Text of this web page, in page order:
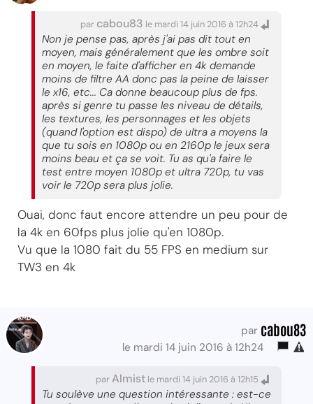
par cabou83 le mardi 14 juin 2016 à 12h24
Non je pense pas, après j'ai pas dit tout en
moyen, mais généralement que les ombre soit
en moyen, le faite d'afficher en 4k demande
moins de filtre AA donc pas la peine de laisser
le x16, etc... Ca donne beaucoup plus de fps.
après si genre tu passe les niveau de détails,
les textures, les personnages et les objets
(quand l'option est dispo) de ultra a moyens la
que tu sois en 1080p ou en 2160p le jeux sera
moins beau et ça se voit. Tu as qu'a faire le
test entre moyen 1080p et ultra 720p, tu vas
voir le 720p sera plus jolie.
Ouai, donc faut encore attendre un peu pour de
la 4k en 60fps plus jolie qu'en 1080p.
Vu que la 1080 fait du 55 FPS en medium sur
TW3 en 4k
par cabou83
le mardi 14 juin 2016 à 12h24
parAlmist le mardi 14 juin 2016 à 12h15
Tu soulève une question intéressante : est-ce